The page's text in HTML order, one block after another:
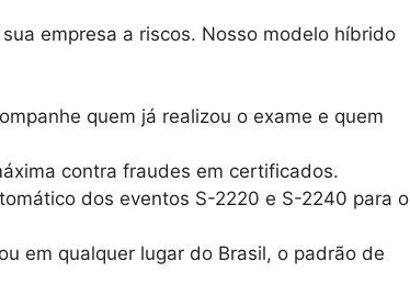
empresa a riscos. Nosso modelo híbrido
quem já realizou o exame e quem
contra fraudes em certificados.
dos eventos S-2220 e S-2240 para o
em qualquer lugar do Brasil, o padrão de